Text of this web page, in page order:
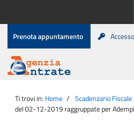
contenuto
Menu
di
servizio
Prenota appuntamento
Agenzia
Entrate
principale
Ti trovi in: Home Scadenzario Fiscale
del 02-12-2019 raggruppate per